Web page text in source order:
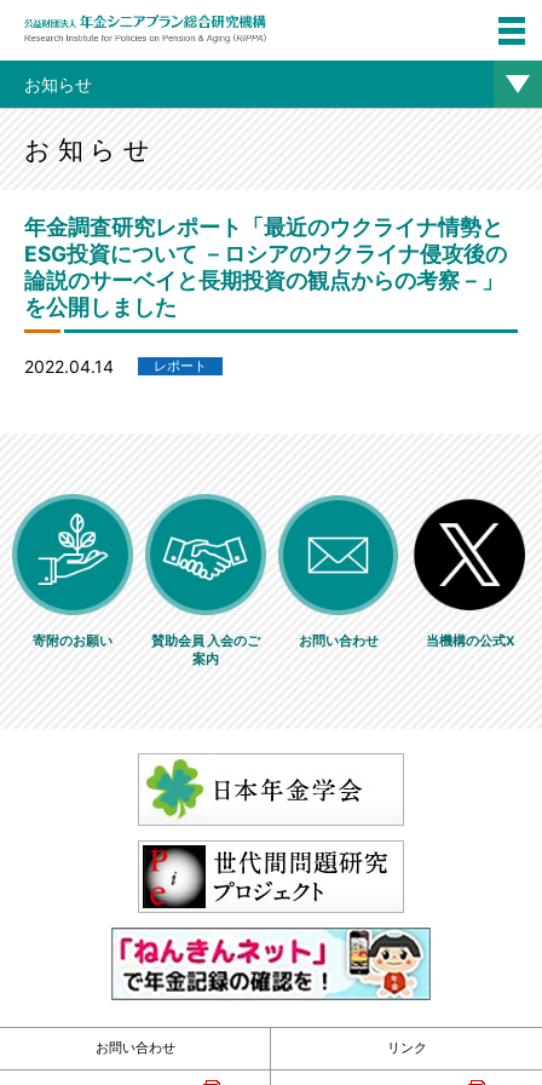
お知らせ
お知らせ
年金調査研究レポート「最近のウクライナ情勢と
ESG投資について －ロシアのウクライナ侵攻後の
論説のサーベイと長期投資の観点からの考察－」
を公開しました
2022.04.14 レポート
寄附のお願い
賛助会員 入会のご
案内
お問い合わせ 当機構の公式X
お問い合わせ リンク